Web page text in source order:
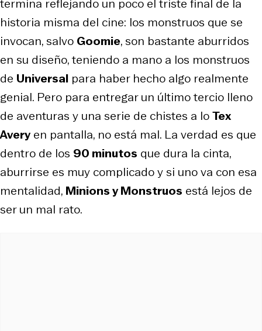
termina reflejando un poco el triste final de la
historia misma del cine: los monstruos que se
invocan, salvo Goomie, son bastante aburridos
en su diseño, teniendo a mano a los monstruos
de Universal para haber hecho algo realmente
genial. Pero para entregar un último tercio lleno
de aventuras y una serie de chistes a loTex
Avery en pantalla, no está mal. La verdad es que
dentro de los 90 minutos que dura la cinta,
aburrirse es muy complicado y si uno va con esa
mentalidad, Minions y Monstruos está lejos de
ser un mal rato.